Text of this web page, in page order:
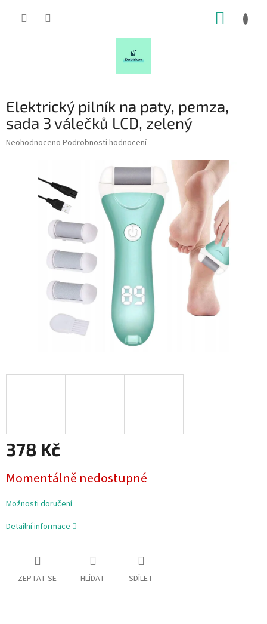
Elektrický pilník na paty, pemza,
sada 3 válečků LCD, zelený
Průměrné
Neohodnoceno Podrobnosti hodnocení
378 Kč
cena:
Momentálně nedostupné
Možnosti doručení
Detailní informace
ZEPTAT SE HLÍDAT SDÍLET